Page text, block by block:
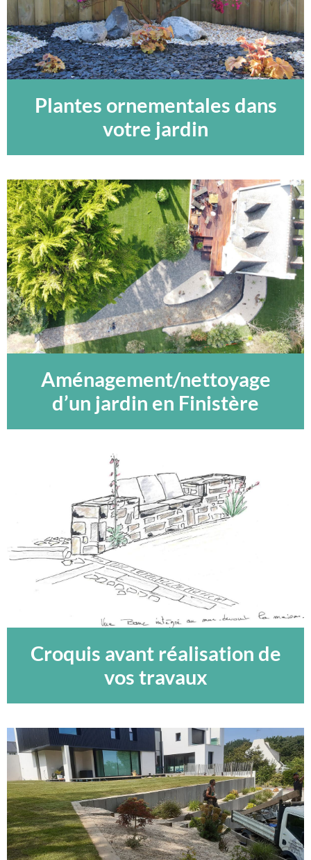
Plantes ornementales dans
votre jardin
Aménagement/nettoyage
d’un jardin en Finistère
Croquis avant réalisation de
vos travaux